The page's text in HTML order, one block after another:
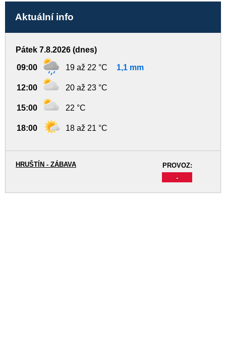
Aktuální info
Pátek 7.8.2026 (dnes)
09:00 19 až 22 °C 1,1 mm
12:00 20 až 23 °C
15:00 22 °C
18:00 18 až 21 °C
PROVOZ:
-
HRUŠTÍN - ZÁBAVA